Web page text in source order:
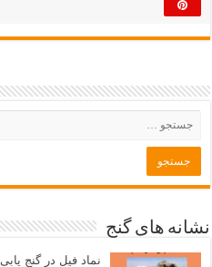
نشانه های گنج
نماد فیل در گنج یابی